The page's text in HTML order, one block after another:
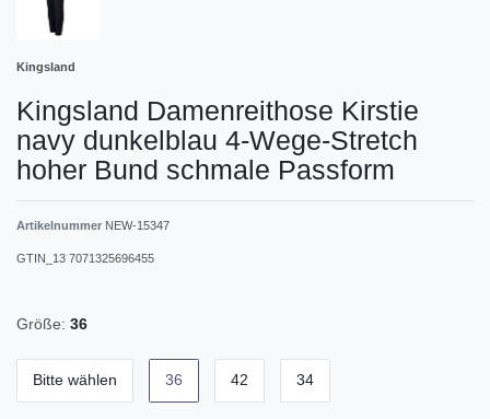
Kingsland
Kingsland Damenreithose Kirstie
navy dunkelblau 4-Wege-Stretch
hoher Bund schmale Passform
Artikelnummer NEW-15347
GTIN_13 7071325696455
Größe: 36
Bitte wählen 36 42 34